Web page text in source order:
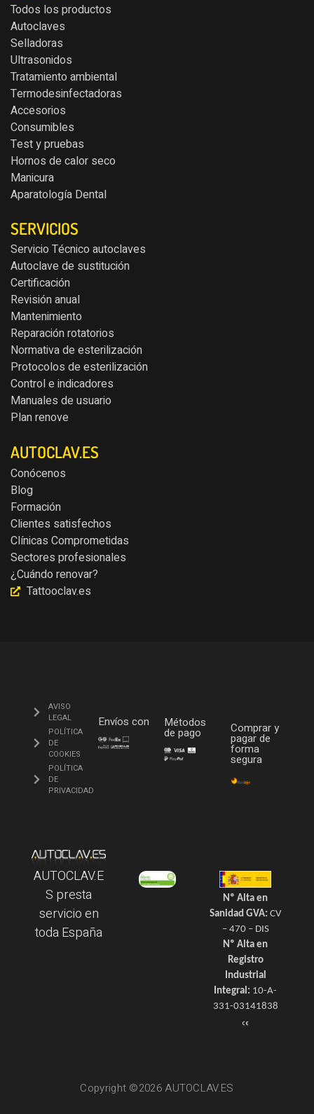
Todos los productos
Autoclaves
Selladoras
Ultrasonidos
Tratamiento ambiental
Termodesinfectadoras
Accesorios
Consumibles
Test y pruebas
Hornos de calor seco
Manicura
Aparatología Dental
SERVICIOS
Servicio Técnico autoclaves
Autoclave de sustitución
Certificación
Revisión anual
Mantenimiento
Reparación rotatorios
Normativa de esterilización
Protocolos de esterilización
Control e indicadores
Manuales de usuario
Plan renove
AUTOCLAV.ES
Conócenos
Blog
Formación
Clientes satisfechos
Clínicas Comprometidas
Sectores profesionales
¿Cuándo renovar?
Tattooclav.es
AVISO
LEGAL
POLÍTICA
DE
COOKIES
POLÍTICA
DE
PRIVACIDAD
Envíos con Métodos
de pago Comprar y
pagar de
forma
segura
AUTOCLAV.E
S presta
servicio en
toda España
Nº Alta en
Sanidad GVA: CV
– 470 – DIS
Nº Alta en
Registro
Industrial
Integral: 10-A-
331-03141838
Copyright ©2026 AUTOCLAV.ES